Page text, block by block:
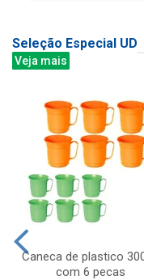
Seleção Especial UD
Veja mais
Caneca de plastico
com 6 pecas